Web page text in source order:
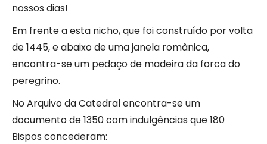
nossos dias!
Em frente a esta nicho, que foi construído por volta
de 1445, e abaixo de uma janela românica,
encontra-se um pedaço de madeira da forca do
peregrino.
No Arquivo da Catedral encontra-se um
documento de 1350 com indulgências que 180
Bispos concederam: